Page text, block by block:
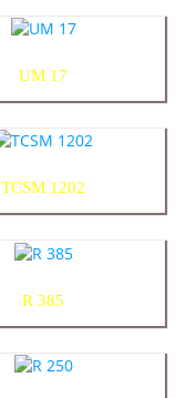
UM 17
TCSM 1202
R 385